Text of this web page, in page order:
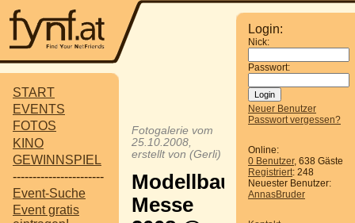
START
EVENTS
FOTOS
KINO
GEWINNSPIEL
-----------------------
Event-Suche
Event gratis
Login:
Nick:
Passwort:
Neuer Benutzer
Passwort vergessen?
Online:
0 Benutzer, 638 Gäste
Registriert: 248
Neuester Benutzer:
AnnasBruder
Fotogalerie vom
25.10.2008,
erstellt von (Gerli)
Modellbau-
Messe